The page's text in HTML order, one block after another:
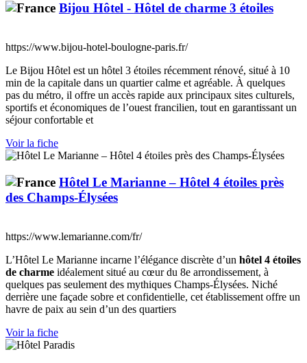
Bijou Hôtel - Hôtel de charme 3 étoiles
https://www.bijou-hotel-boulogne-paris.fr/
Le Bijou Hôtel est un hôtel 3 étoiles récemment rénové, situé à 10
min de la capitale dans un quartier calme et agréable. À quelques
pas du métro, il offre un accès rapide aux principaux sites culturels,
sportifs et économiques de l’ouest francilien, tout en garantissant un
séjour confortable et
Voir la fiche
Hôtel Le Marianne – Hôtel 4 étoiles près
des Champs-Élysées
https://www.lemarianne.com/fr/
L’Hôtel Le Marianne incarne l’élégance discrète d’un hôtel 4 étoiles
de charme idéalement situé au cœur du 8e arrondissement, à
quelques pas seulement des mythiques Champs-Élysées. Niché
derrière une façade sobre et confidentielle, cet établissement offre un
havre de paix au sein d’un des quartiers
Voir la fiche